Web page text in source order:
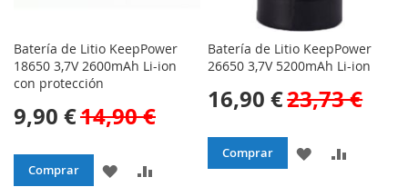
Batería de Litio KeepPower
18650 3,7V 2600mAh Li-ion
con protección
9,90 €14,90 €
Comprar
AÑADIR
Batería de Litio KeepPower
26650 3,7V 5200mAh Li-ion
16,90 €23,73 €
Comprar
AÑADIR